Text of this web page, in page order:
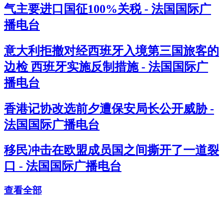
气主要进口国征100%关税 - 法国国际广
播电台
意大利拒撤对经西班牙入境第三国旅客的
边检 西班牙实施反制措施 - 法国国际广
播电台
香港记协改选前夕遭保安局长公开威胁 -
法国国际广播电台
移民冲击在欧盟成员国之间撕开了一道裂
口 - 法国国际广播电台
查看全部